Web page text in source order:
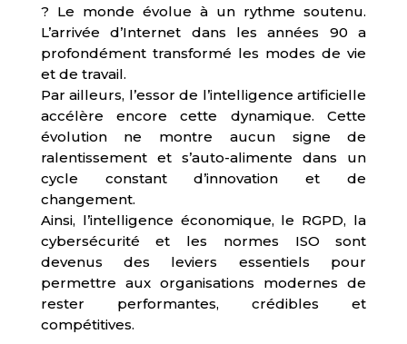
? Le monde évolue à un rythme soutenu.
L’arrivée d’Internet dans les années 90 a
profondément transformé les modes de vie
et de travail.
Par ailleurs, l’essor de l’intelligence artificielle
accélère encore cette dynamique. Cette
évolution ne montre aucun signe de
ralentissement et s’auto-alimente dans un
cycle constant d’innovation et de
changement.
Ainsi, l’intelligence économique, le RGPD, la
cybersécurité et les normes ISO sont
devenus des leviers essentiels pour
permettre aux organisations modernes de
rester performantes, crédibles et
compétitives.